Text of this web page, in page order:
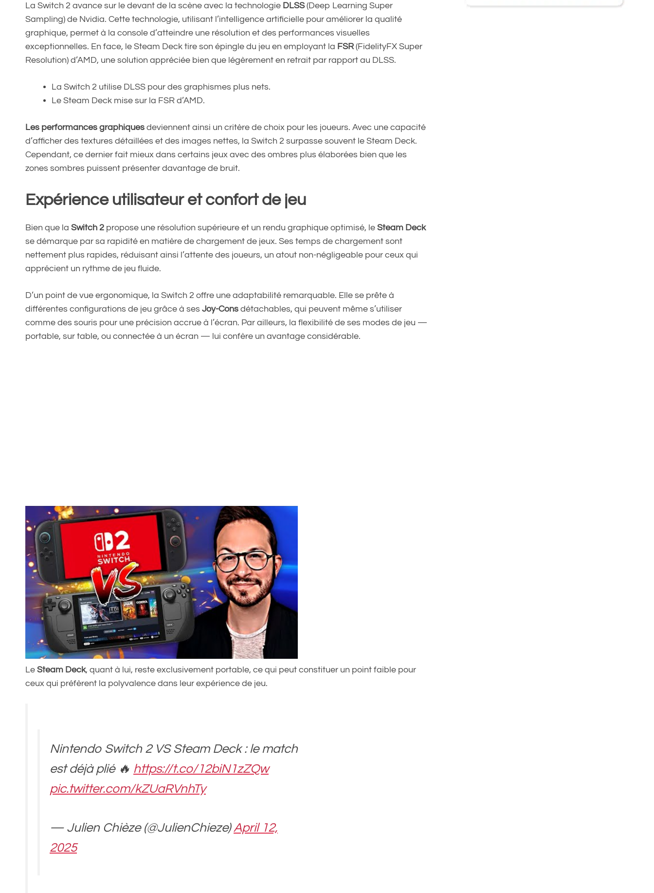
La Switch 2 avance sur le devant de la scène avec la technologie DLSS(Deep Learning Super
Sampling) de Nvidia. Cette technologie, utilisant l’intelligence artificielle pour améliorer la qualité
graphique, permet à la console d’atteindre une résolution et des performances visuelles
exceptionnelles. En face, le Steam Deck tire son épingle du jeu en employant la FSR (FidelityFX Super
Resolution) d’AMD, une solution appréciée bien que légèrement en retrait par rapport au DLSS.
La Switch 2 utilise DLSS pour des graphismes plus nets.
Le Steam Deck mise sur la FSR d’AMD.
Les performances graphiques deviennent ainsi un critère de choix pour les joueurs. Avec une capacité
d’afficher des textures détaillées et des images nettes, la Switch 2 surpasse souvent le Steam Deck.
Cependant, ce dernier fait mieux dans certains jeux avec des ombres plus élaborées bien que les
zones sombres puissent présenter davantage de bruit.
Expérience utilisateur et confort de jeu
Bien que la Switch 2 propose une résolution supérieure et un rendu graphique optimisé, le Steam Deck
se démarque par sa rapidité en matière de chargement de jeux. Ses temps de chargement sont
nettement plus rapides, réduisant ainsi l’attente des joueurs, un atout non-négligeable pour ceux qui
apprécient un rythme de jeu fluide.
D’un point de vue ergonomique, la Switch 2 offre une adaptabilité remarquable. Elle se prête à
différentes configurations de jeu grâce à ses Joy-Cons détachables, qui peuvent même s’utiliser
comme des souris pour une précision accrue à l’écran. Par ailleurs, la flexibilité de ses modes de jeu —
portable, sur table, ou connectée à un écran — lui confère un avantage considérable.
Le Steam Deck, quant à lui, reste exclusivement portable, ce qui peut constituer un point faible pour
ceux qui préfèrent la polyvalence dans leur expérience de jeu.
Nintendo Switch 2 VS Steam Deck : le match
est déjà plié 🔥 https://t.co/12biN1zZQw
pic.twitter.com/kZUaRVnhTy
— Julien Chièze (@JulienChieze)April 12,
2025